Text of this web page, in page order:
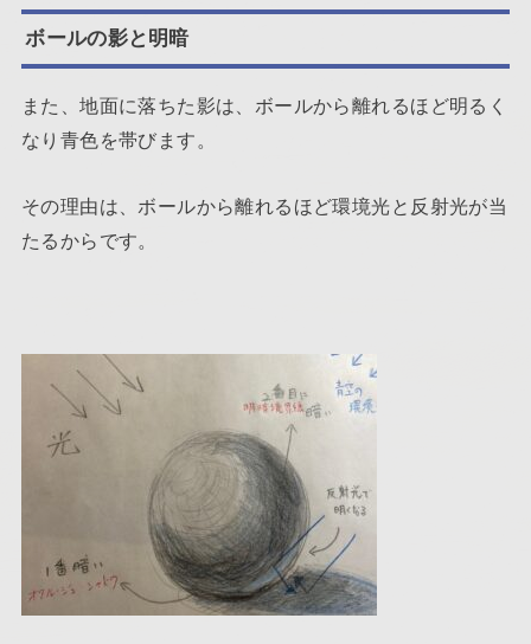
ボールの影と明暗
また、地面に落ちた影は、ボールから離れるほど明るく
なり青色を帯びます。
その理由は、ボールから離れるほど環境光と反射光が当
たるからです。